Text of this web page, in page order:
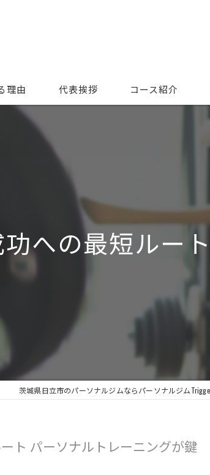
理由 代表挨拶 コース紹介
への最短ルー
茨城県日立市のパーソナルジムならパーソナルジム
ト パーソナルトレーニングが鍵